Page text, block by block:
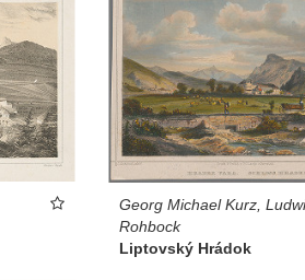
Georg Michael Kurz,
Rohbock
Liptovský Hrádok